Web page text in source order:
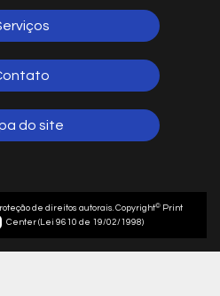
do site
de direitos autorais. Copyright© Print
Center (Lei 9610 de 19/02/1998)